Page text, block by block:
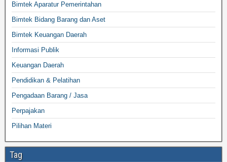
Bimtek Aparatur Pemerintahan
Bimtek Bidang Barang dan Aset
Bimtek Keuangan Daerah
Informasi Publik
Keuangan Daerah
Pendidikan & Pelatihan
Pengadaan Barang / Jasa
Perpajakan
Pilihan Materi
Tag